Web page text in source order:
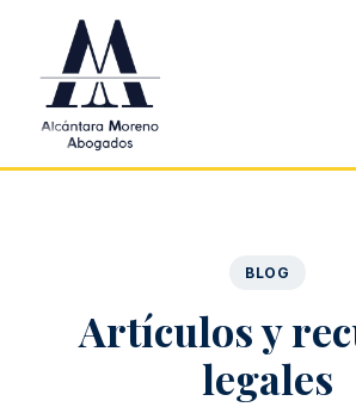
Saltar al contenido principal
BLOG
Artículos y
legales